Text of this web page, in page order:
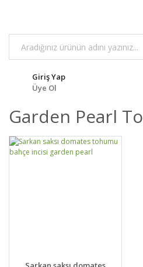
Giriş Yap
Üye Ol
Garden Pearl
DETAYLAR